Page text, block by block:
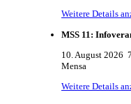
Weitere Details
MSS 11:
10. August 2026
Mensa
Weitere Details